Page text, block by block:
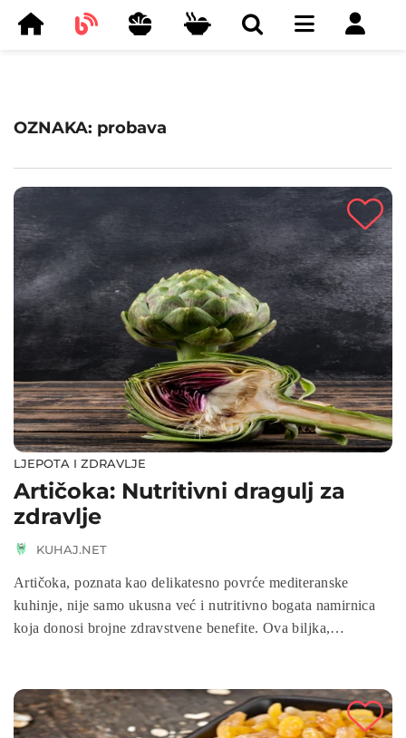
OZNAKA: probava
LJEPOTA I ZDRAVLJE
Artičoka: Nutritivni dragulj za
zdravlje
KUHAJ.NET
Artičoka, poznata kao delikatesno povrće mediteranske
kuhinje, nije samo ukusna već i nutritivno bogata namirnica
koja donosi brojne zdravstvene benefite. Ova biljka,
detaljnu analizu nutritivnih vrijednosti, zdravstvenih prednosti
i savjeta za konzumaciju ovog izvanrednog povrća.